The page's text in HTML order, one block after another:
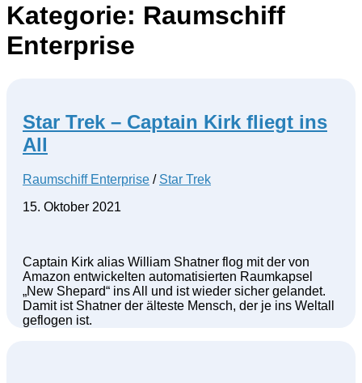
Kategorie: Raumschiff
Enterprise
Star Trek – Captain Kirk fliegt ins
All
Raumschiff Enterprise / Star Trek
15. Oktober 2021
Captain Kirk alias William Shatner flog mit der von
Amazon entwickelten automatisierten Raumkapsel
„New Shepard“ ins All und ist wieder sicher gelandet.
Damit ist Shatner der älteste Mensch, der je ins Weltall
geflogen ist.